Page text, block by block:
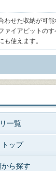
わせた収納が可
ァイアピットの
も使えます。
一覧
ップ
ら探す